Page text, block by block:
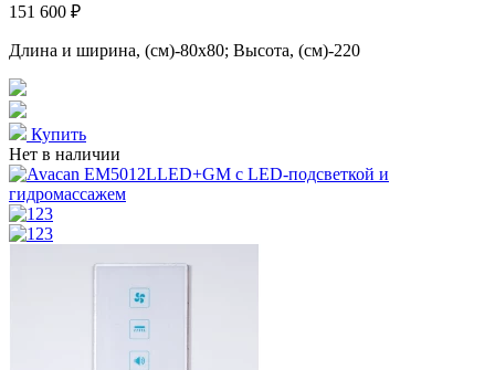
151 600 ₽
Длина и ширина, (см)-80x80; Высота, (см)-220
Купить
Нет в наличии